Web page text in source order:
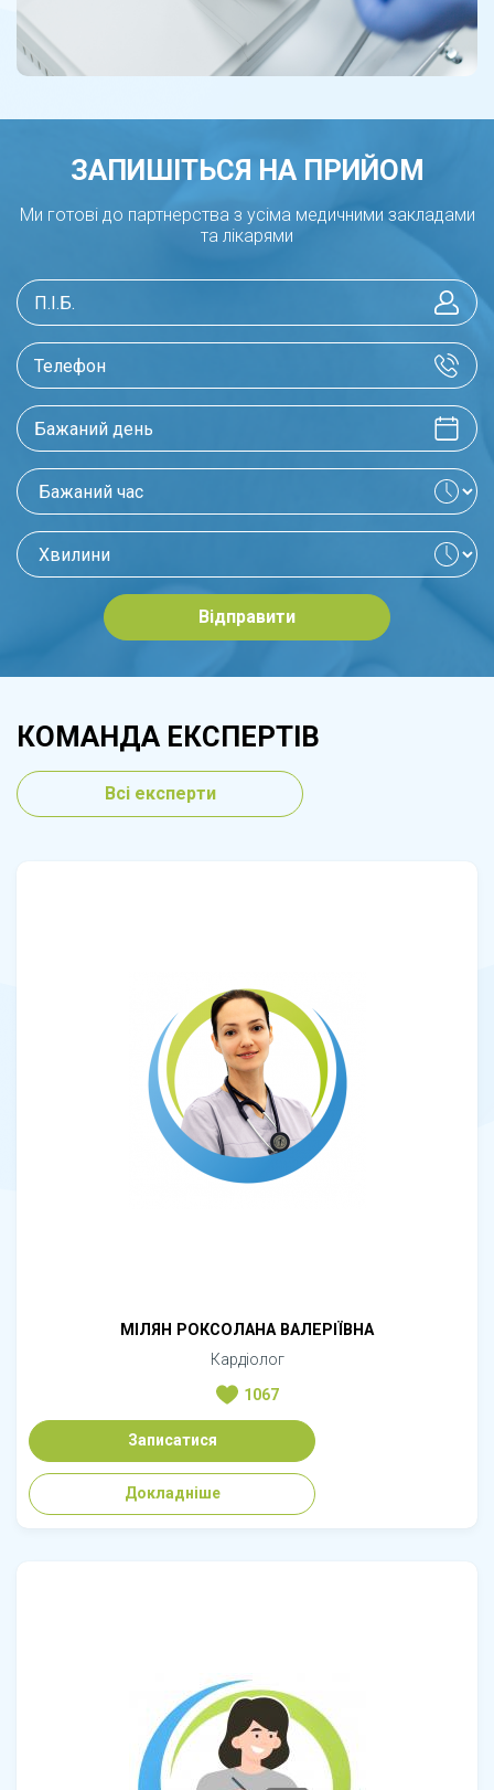
ЗАПИШІТЬСЯ НА ПРИЙОМ
Ми готові до партнерства з усіма медичними закладами
та лікарями
Відправити
КОМАНДА ЕКСПЕРТІВ
Всі експерти
МІЛЯН РОКСОЛАНА ВАЛЕРІЇВНА
Кардіолог
1067
Записатися
Докладніше